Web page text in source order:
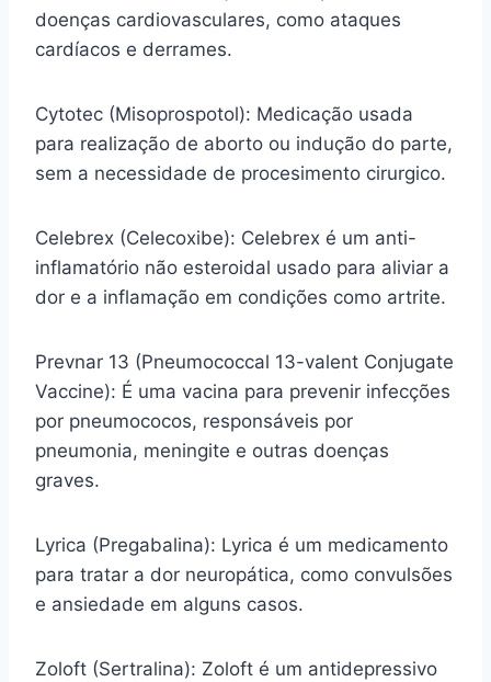
doenças cardiovasculares, como ataques
cardíacos e derrames.
Cytotec (Misoprospotol): Medicação usada
para realização de aborto ou indução do parte,
sem a necessidade de procesimento cirurgico.
Celebrex (Celecoxibe): Celebrex é um anti-
inflamatório não esteroidal usado para aliviar a
dor e a inflamação em condições como artrite.
Prevnar 13 (Pneumococcal 13-valent Conjugate
Vaccine): É uma vacina para prevenir infecções
por pneumococos, responsáveis por
pneumonia, meningite e outras doenças
graves.
Lyrica (Pregabalina): Lyrica é um medicamento
para tratar a dor neuropática, como convulsões
e ansiedade em alguns casos.
Zoloft (Sertralina): Zoloft é um antidepressivo